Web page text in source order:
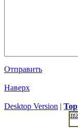
Отправить
Наверх
Desktop Version | Top